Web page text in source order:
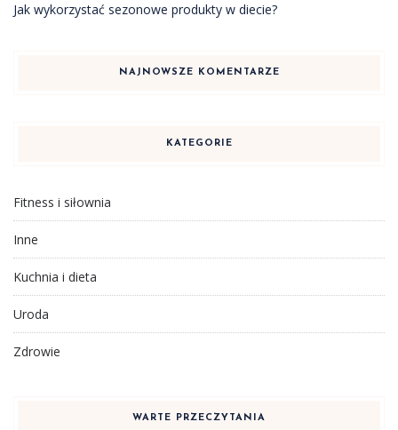
Jak wykorzystać sezonowe produkty w diecie?
NAJNOWSZE KOMENTARZE
KATEGORIE
Fitness i siłownia
Inne
Kuchnia i dieta
Uroda
Zdrowie
WARTE PRZECZYTANIA